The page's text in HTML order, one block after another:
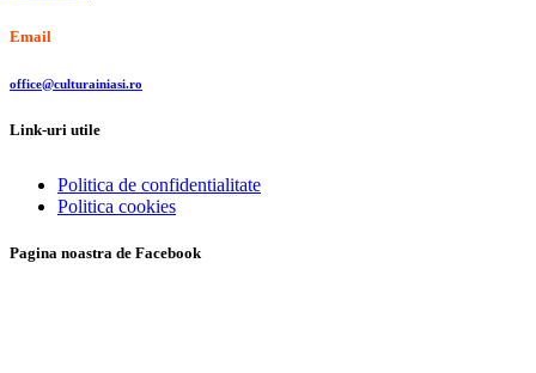
Email
office@culturainiasi.ro
Link-uri utile
Politica de confidentialitate
Politica cookies
Pagina noastra de Facebook